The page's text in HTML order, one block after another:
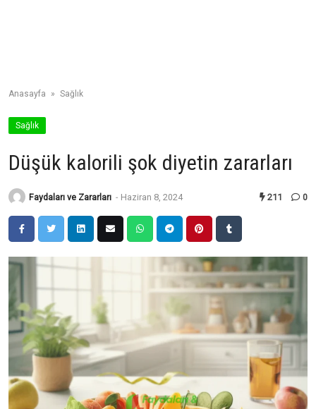
Anasayfa » Sağlık
Sağlık
Düşük kalorili şok diyetin zararları
Faydaları ve Zararları - Haziran 8, 2024 211 0